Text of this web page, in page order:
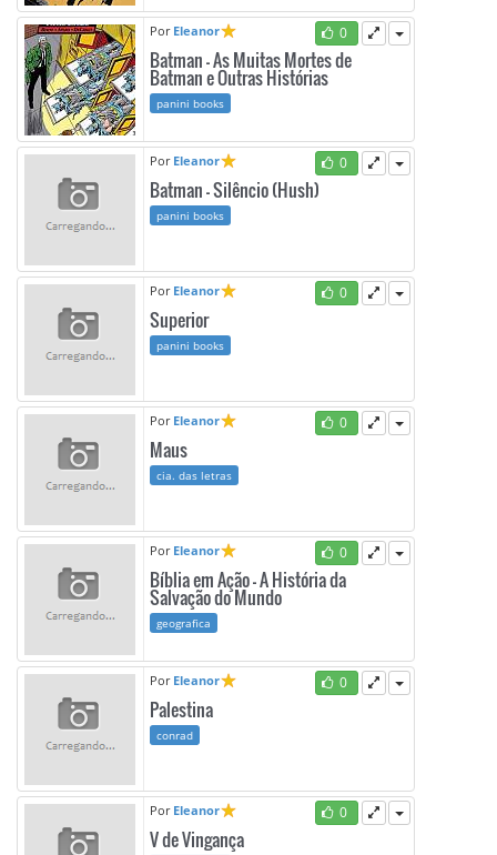
0
Por Eleanor
Batman - As Muitas Mortes de
Batman e Outras Histórias
panini books
0
Por Eleanor
Batman - Silêncio (Hush)
panini books
0
Por Eleanor
Superior
panini books
0
Por Eleanor
Maus
cia. das letras
0
Por Eleanor
Bíblia em Ação - A História da
Salvação do Mundo
geografica
0
Por Eleanor
Palestina
conrad
0
Por Eleanor
V de Vingança